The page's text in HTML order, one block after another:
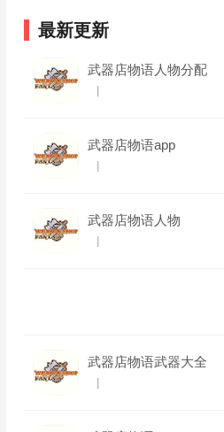
最新更新
武器店物语人物分配
武器店物语app
武器店物语人物
武器店物语武器大全